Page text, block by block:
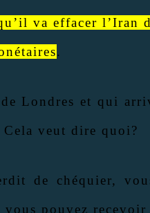
va effacer l’Iran
.
Londres et qui
veut dire quoi?
de chéquier,
pouvez